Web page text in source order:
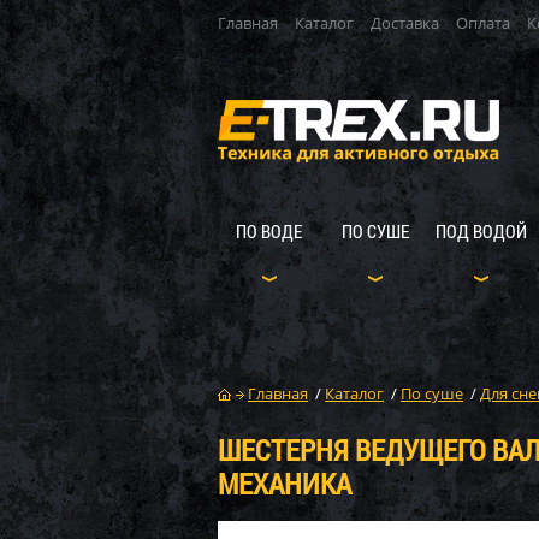
Главная Каталог Доставка Оплата
ПО ВОДЕ ПО СУШЕ ПОД ВОДОЙ
Главная / Каталог / По суше /Для
ШЕСТЕРНЯ ВЕДУЩЕГО
МЕХАНИКА